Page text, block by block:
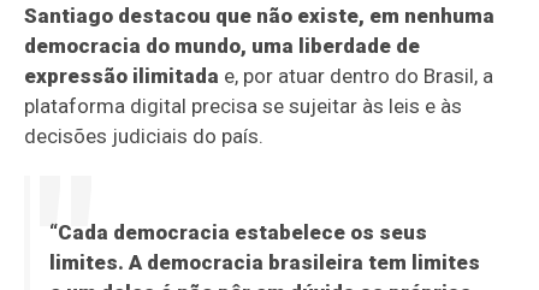
Santiago destacou que não existe, em nenhuma
democracia do mundo, uma liberdade de
expressão ilimitada e, por atuar dentro do Brasil, a
plataforma digital precisa se sujeitar às leis e às
decisões judiciais do país.
“Cada democracia estabelece os seus
limites. A democracia brasileira tem limites